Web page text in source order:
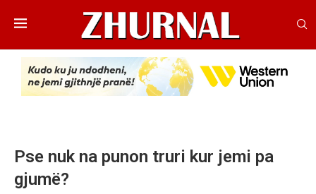
Pse nuk na punon truri kur jemi pa
gjumë?